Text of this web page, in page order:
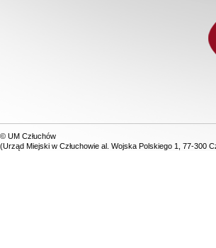
© UM Człuchów
(Urząd Miejski w Człuchowie al. Wojska Polskiego 1, 77-300